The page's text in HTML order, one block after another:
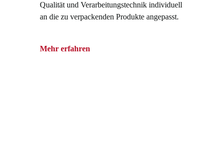
Qualität und Verarbeitungstechnik individuell
an die zu verpackenden Produkte angepasst.
Mehr erfahren